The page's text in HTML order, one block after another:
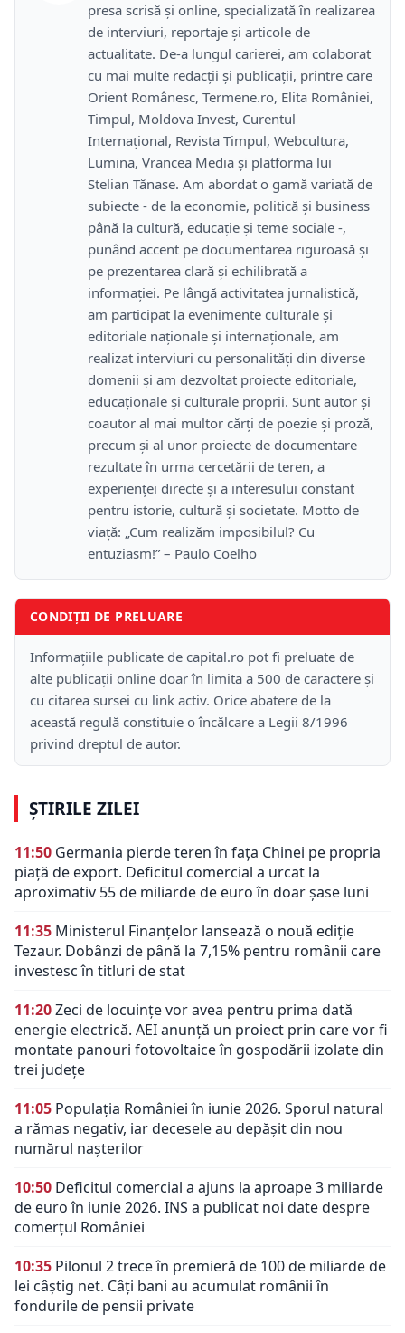
presa scrisă și online, specializată în realizarea
de interviuri, reportaje și articole de
actualitate. De-a lungul carierei, am colaborat
cu mai multe redacții și publicații, printre care
Orient Românesc, Termene.ro, Elita României,
Timpul, Moldova Invest, Curentul
Internațional, Revista Timpul, Webcultura,
Lumina, Vrancea Media și platforma lui
Stelian Tănase. Am abordat o gamă variată de
subiecte - de la economie, politică și business
până la cultură, educație și teme sociale -,
punând accent pe documentarea riguroasă și
pe prezentarea clară și echilibrată a
informației. Pe lângă activitatea jurnalistică,
am participat la evenimente culturale și
editoriale naționale și internaționale, am
realizat interviuri cu personalități din diverse
domenii și am dezvoltat proiecte editoriale,
educaționale și culturale proprii. Sunt autor și
coautor al mai multor cărți de poezie și proză,
precum și al unor proiecte de documentare
rezultate în urma cercetării de teren, a
experienței directe și a interesului constant
pentru istorie, cultură și societate. Motto de
viață: „Cum realizăm imposibilul? Cu
entuziasm!” – Paulo Coelho
CONDIȚII DE PRELUARE
Informațiile publicate de capital.ro pot fi preluate de
alte publicații online doar în limita a 500 de caractere și
cu citarea sursei cu link activ. Orice abatere de la
această regulă constituie o încălcare a Legii 8/1996
privind dreptul de autor.
ȘTIRILE ZILEI
11:50 Germania pierde teren în fața Chinei pe propria
piață de export. Deficitul comercial a urcat la
aproximativ 55 de miliarde de euro în doar șase luni
11:35 Ministerul Finanțelor lansează o nouă ediție
Tezaur. Dobânzi de până la 7,15% pentru românii care
investesc în titluri de stat
11:20Zeci de locuințe vor avea pentru prima dată
energie electrică. AEI anunță un proiect prin care vor fi
montate panouri fotovoltaice în gospodării izolate din
trei județe
11:05 Populația României în iunie 2026. Sporul natural
a rămas negativ, iar decesele au depășit din nou
numărul nașterilor
10:50 Deficitul comercial a ajuns la aproape 3 miliarde
de euro în iunie 2026. INS a publicat noi date despre
comerțul României
10:35 Pilonul 2 trece în premieră de 100 de miliarde de
lei câștig net. Câți bani au acumulat românii în
fondurile de pensii private